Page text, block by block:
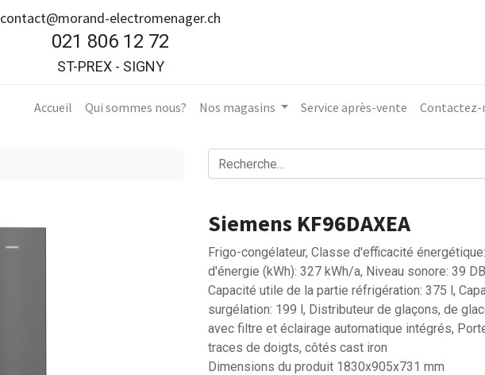
contact@morand-electromenager.ch
021 806 12 72
ST-PREX - SIGNY
Accueil​ Qui sommes nous? Nos magasins Service après-vente Contactez-
Siemens KF96DAXEA
Frigo-congélateur, Classe d'efficacité
d'énergie (kWh): 327 kWh/a, Niveau sonore: 39
Capacité utile de la partie réfrigération: 375 l,
surgélation: 199 l, Distributeur de glaçons, de
avec filtre et éclairage automatique intégrés,
traces de doigts, côtés cast iron
Dimensions du produit 1830x905x731 mm